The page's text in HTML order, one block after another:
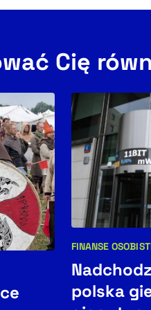
Cię
Kategorie
FINANSE
polska